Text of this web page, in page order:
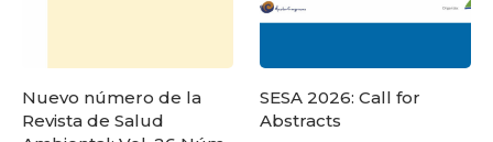
Nuevo número de la
Revista de Salud
SESA 2026: Call for
Abstracts